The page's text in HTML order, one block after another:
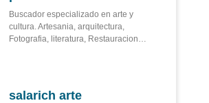
Buscador especializado en arte y
cultura. Artesania, arquitectura,
Fotografia, literatura, Restauracion…
salarich arte